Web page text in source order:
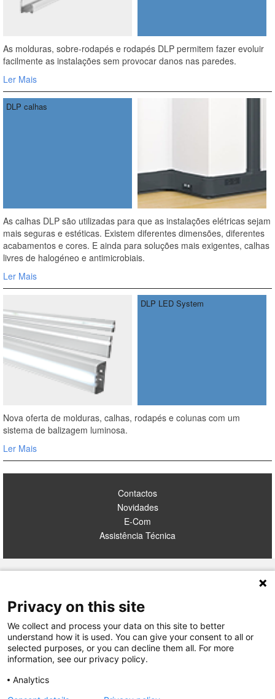
As molduras, sobre-rodapés e rodapés DLP permitem fazer evoluir
facilmente as instalações sem provocar danos nas paredes.
Ler Mais
DLP calhas
As calhas DLP são utilizadas para que as instalações elétricas sejam
mais seguras e estéticas. Existem diferentes dimensões, diferentes
acabamentos e cores. E ainda para soluções mais exigentes, calhas
livres de halogéneo e antimicrobiais.
Ler Mais
DLP LED System
Nova oferta de molduras, calhas, rodapés e colunas com um
sistema de balizagem luminosa.
Ler Mais
Contactos
Novidades
E-Com
Assistência Técnica
POLÍTICA DE PRIVACIDADE
INCIDENTES SEGURANÇA
LEGRAND PORTUGAL
GRUPO LEGRAND NO MUNDO
Privacy on this site
We collect and process your data on this site to better
understand how it is used. You can give your consent to all or
selected purposes, or you can decline them all. For more
information, see our privacy policy.
Analytics